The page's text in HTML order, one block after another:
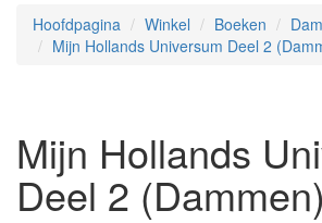
Hoofdpagina Winkel Boeken
Mijn Hollands Universum Deel 2
Mijn Hollands
Deel 2 (Dammen)